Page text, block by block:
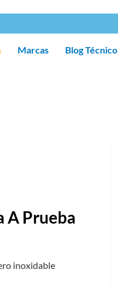
Marcas Blog Técnico
A Prueba
inoxidable